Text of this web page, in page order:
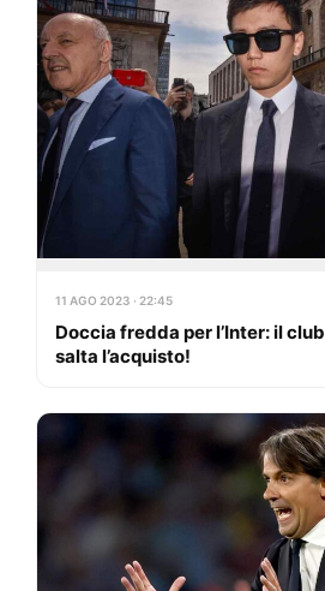
11 AGO 2023 · 22:45
Doccia fredda per l’Inter: il
salta l’acquisto!